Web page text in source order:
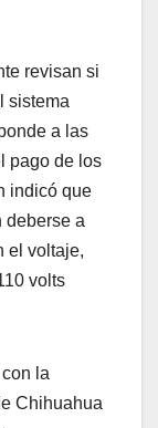
revisan si
sistema
a las
pago de los
indicó que
deberse a
el voltaje,
volts
la
Chihuahua